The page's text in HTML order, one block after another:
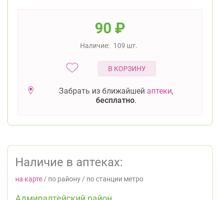
90 ₽
Наличие: 109 шт.
В КОРЗИНУ
Забрать из ближайшей аптеки,
бесплатно.
Наличие в аптеках:
на карте / по району / по станции метро